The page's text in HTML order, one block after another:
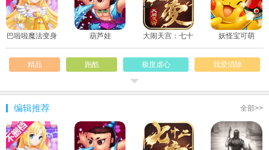
巴啦啦魔法变身
3
葫芦娃
大闹天宫：七十
二变
妖怪宝可萌
精品 跑酷 极度虐心 我爱消除
射击 女神
屌丝 下雨天 处女座 手机专享
全部>>
编辑推荐